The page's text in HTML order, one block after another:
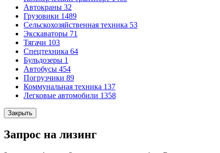
Автокраны 32
Грузовики 1489
Сельскохозяйственная техника 53
Экскаваторы 71
Тягачи 103
Спецтехника 64
Бульдозеры 1
Автобусы 454
Погрузчики 89
Коммунальная техника 137
Легковые автомобили 1358
Закрыть
Запрос на лизинг